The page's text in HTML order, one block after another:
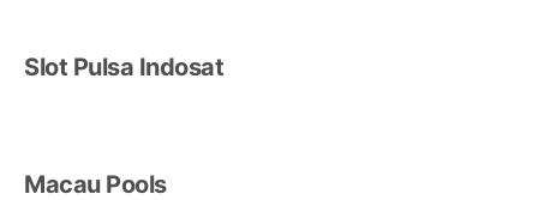
Slot Pulsa Indosat
Macau Pools